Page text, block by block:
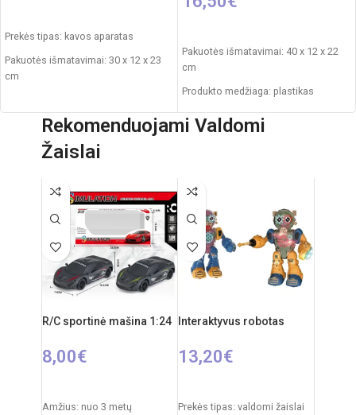
Prekės tipas: kavos aparatas
Pakuotės išmatavimai: 30 x 12 x 23
cm
metų
Pakuotės išmatavimai: 40 x 12 x 22
cm
Produkto medžiaga: plastikas
Rekomenduojamas amžius: nuo 3
metų
Rekomenduojami Valdomi
Žaislai
R/C sportinė mašina 1:24
8,00€
Amžius: nuo 3 metų
Interaktyvus robotas
13,20€
Prekės tipas: valdomi žaislai